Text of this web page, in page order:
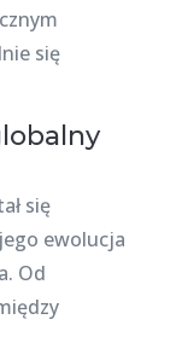
się
się
ewolucja
Od